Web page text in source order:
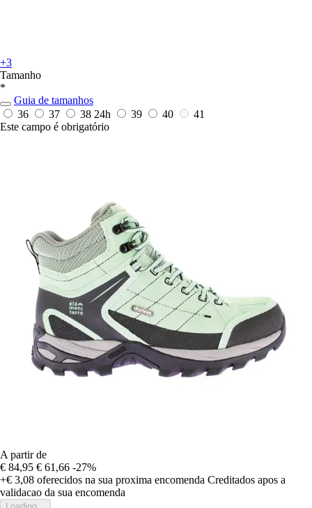
+3
Tamanho
*
Guia de tamanhos
36
37 38 24h 39 40
41
Este campo é obrigatório
A partir de
€ 84,95 € 61,66 -27%
+€ 3,08 oferecidos na sua proxima encomenda Creditados apos a
validacao da sua encomenda